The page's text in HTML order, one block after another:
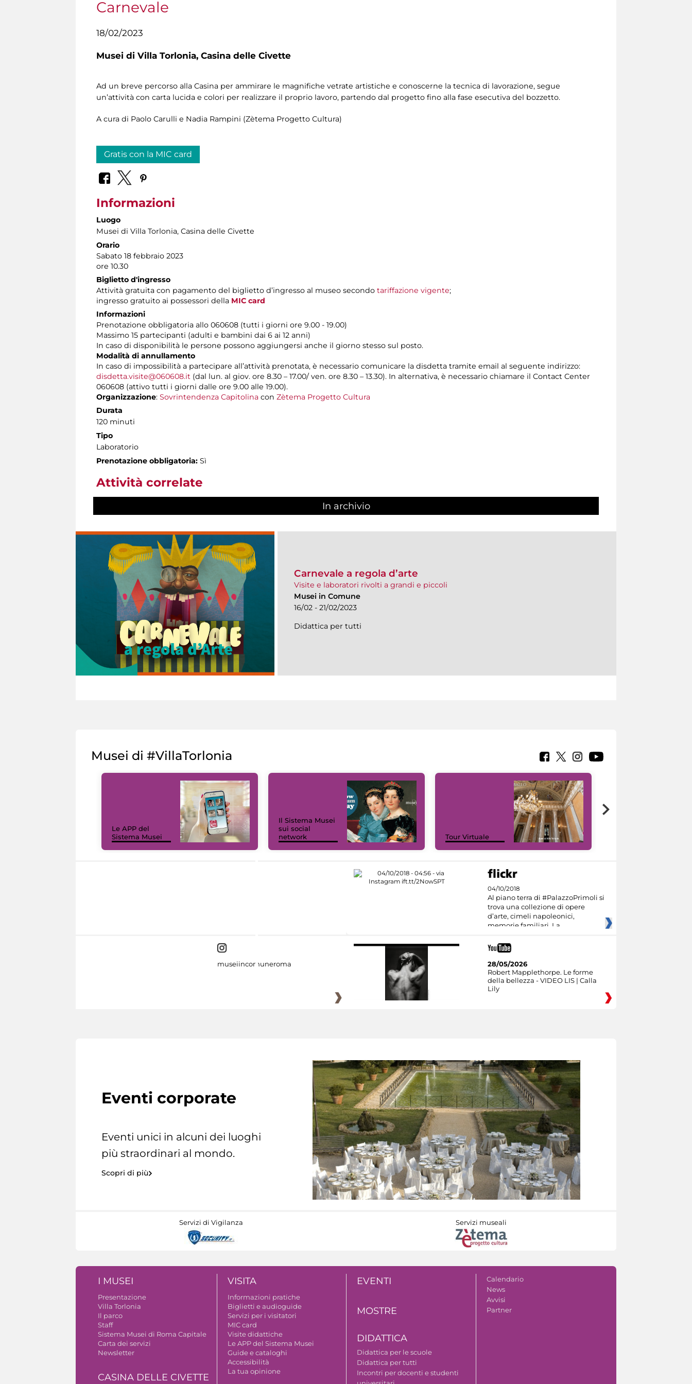
Carnevale
18/02/2023
Musei di Villa Torlonia, Casina delle Civette
Ad un breve percorso alla Casina per ammirare le magnifiche vetrate artistiche e conoscerne la tecnica di lavorazione, segue
un’attività con carta lucida e colori per realizzare il proprio lavoro, partendo dal progetto fino alla fase esecutiva del bozzetto.
A cura di Paolo Carulli e Nadia Rampini (Zètema Progetto Cultura)
Gratis con la MIC card
Informazioni
Luogo
Musei di Villa Torlonia, Casina delle Civette
Orario
Sabato 18 febbraio 2023
ore 10.30
Biglietto d'ingresso
Attività gratuita con pagamento del biglietto d’ingresso al museo secondo tariffazione vigente;
ingresso gratuito ai possessori della MIC card
Informazioni
Prenotazione obbligatoria allo 060608 (tutti i giorni ore 9.00 - 19.00)
Massimo 15 partecipanti (adulti e bambini dai 6 ai 12 anni)
In caso di disponibilità le persone possono aggiungersi anche il giorno stesso sul posto.
Modalità di annullamento
In caso di impossibilità a partecipare all’attività prenotata, è necessario comunicare la disdetta tramite email al seguente indirizzo:
disdetta.visite@060608.it (dal lun. al giov. ore 8.30 – 17.00/ ven. ore 8.30 – 13.30). In alternativa, è necessario chiamare il Contact Center
060608 (attivo tutti i giorni dalle ore 9.00 alle 19.00).
Organizzazione: Sovrintendenza Capitolina con Zètema Progetto Cultura
Durata
120 minuti
Tipo
Laboratorio
Prenotazione obbligatoria: Sì
Attività correlate
In archivio
Carnevale a regola d’arte
Visite e laboratori rivolti a grandi e piccoli
Musei in Comune
16/02 - 21/02/2023
Didattica per tutti
Musei di #VillaTorlonia
Le APP del
Sistema Musei
Il Sistema Musei
sui social
network
Tour Virtuale
04/10/2018
Al piano terra di #PalazzoPrimoli si
trova una collezione di opere
d’arte, cimeli napoleonici,
memorie familiari. La
museiincomuneroma
28/05/2026
Robert Mapplethorpe. Le forme
della bellezza - VIDEO LIS | Calla
Lily
Eventi corporate
Eventi unici in alcuni dei luoghi
più straordinari al mondo.
Scopri di più
Servizi di Vigilanza Servizi museali
I MUSEI
Presentazione
Villa Torlonia
Il parco
Staff
Sistema Musei di Roma Capitale
Carta dei servizi
Newsletter
CASINA DELLE CIVETTE
VISITA
Informazioni pratiche
Biglietti e audioguide
Servizi per i visitatori
MIC card
Visite didattiche
Le APP del Sistema Musei
Guide e cataloghi
Accessibilità
La tua opinione
EVENTI
MOSTRE
DIDATTICA
Didattica per le scuole
Didattica per tutti
Incontri per docenti e studenti
Calendario
News
Avvisi
Partner